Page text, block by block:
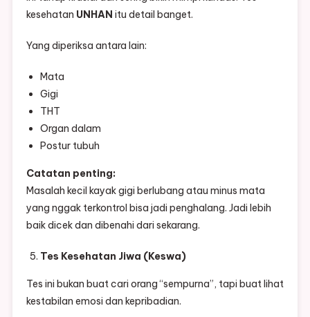
kesehatan UNHAN itu detail banget.
Yang diperiksa antara lain:
Mata
Gigi
THT
Organ dalam
Postur tubuh
Catatan penting:
Masalah kecil kayak gigi berlubang atau minus mata
yang nggak terkontrol bisa jadi penghalang. Jadi lebih
baik dicek dan dibenahi dari sekarang.
Tes Kesehatan Jiwa (Keswa)
Tes ini bukan buat cari orang “sempurna”, tapi buat lihat
kestabilan emosi dan kepribadian.